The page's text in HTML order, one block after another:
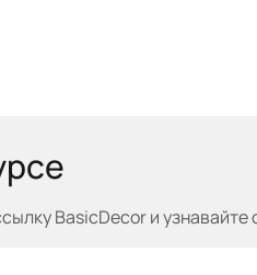
BasicDecor и узнавайте